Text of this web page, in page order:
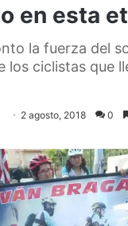
en esta
la fuerza del
los ciclistas que
2 agosto, 2018 0